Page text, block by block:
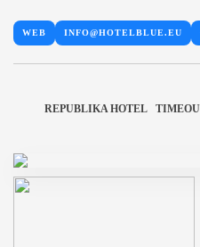
WEB INFO@HOTELBLUE.EU
REPUBLIKA HOTEL